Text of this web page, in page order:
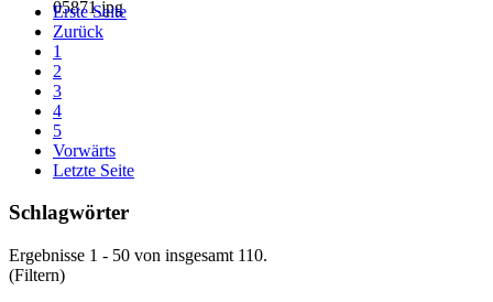
Erste Seite
Zurück
1
2
3
4
5
Vorwärts
Letzte Seite
Schlagwörter
Ergebnisse 1 - 50 von insgesamt 110.
(Filtern)